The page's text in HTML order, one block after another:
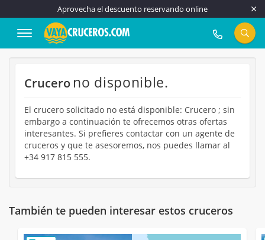
Aprovecha el descuento reservando online
917 815 555
Crucero no disponible.
El crucero solicitado no está disponible: Crucero ; sin
embargo a continuación te ofrecemos otras ofertas
interesantes. Si prefieres contactar con un agente de
cruceros y que te asesoremos, nos puedes llamar al
+34 917 815 555.
También te pueden interesar estos cruceros